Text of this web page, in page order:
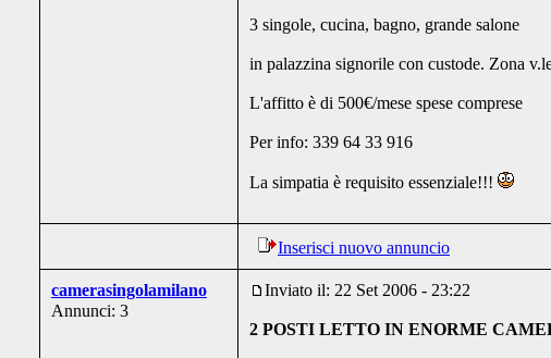
3 singole, cucina, bagno, grande salone
in palazzina signorile con custode. Zona
L'affitto è di 500€/mese spese comprese
Per info: 339 64 33 916
La simpatia è requisito essenziale!!!
Inserisci nuovo annuncio
camerasingolamilano
Annunci: 3
Inviato il: 22 Set 2006 - 23:22
2 POSTI LETTO IN ENORME